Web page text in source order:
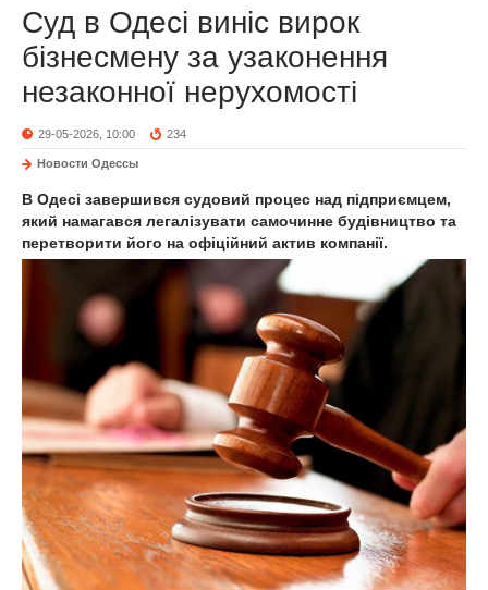
Суд в Одесі виніс вирок
бізнесмену за узаконення
незаконної нерухомості
29-05-2026, 10:00 234
Новости Одессы
В Одесі завершився судовий процес над підприємцем,
який намагався легалізувати самочинне будівництво та
перетворити його на офіційний актив компанії.